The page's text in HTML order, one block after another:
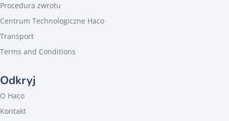
Procedura zwrotu
Centrum Technologiczne Haco
Transport
Terms and Conditions
Odkryj
O Haco
Kontakt